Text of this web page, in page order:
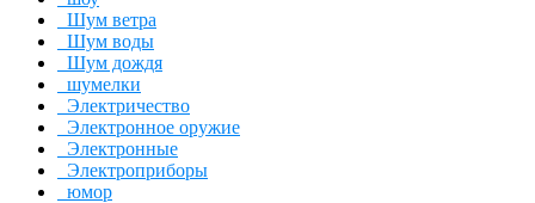
Шум ветра
Шум воды
Шум дождя
шумелки
Электричество
Электронное оружие
Электронные
Электроприборы
юмор